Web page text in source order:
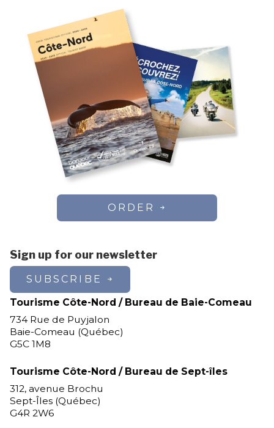
ORDER
Sign up for our newsletter
SUBSCRIBE
Tourisme Côte-Nord / Bureau de Baie-Comeau
734 Rue de Puyjalon
Baie-Comeau (Québec)
G5C 1M8
Tourisme Côte-Nord / Bureau de Sept-îles
312, avenue Brochu
Sept-Îles (Québec)
G4R 2W6